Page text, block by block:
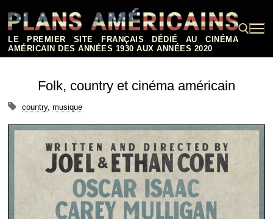
contenu
LE PREMIER SITE FRANÇAIS DÉDIÉ AU CINÉMA
AMÉRICAIN DES ANNÉES 1930 AUX ANNÉES 2020
Folk, country et cinéma américain
country, musique